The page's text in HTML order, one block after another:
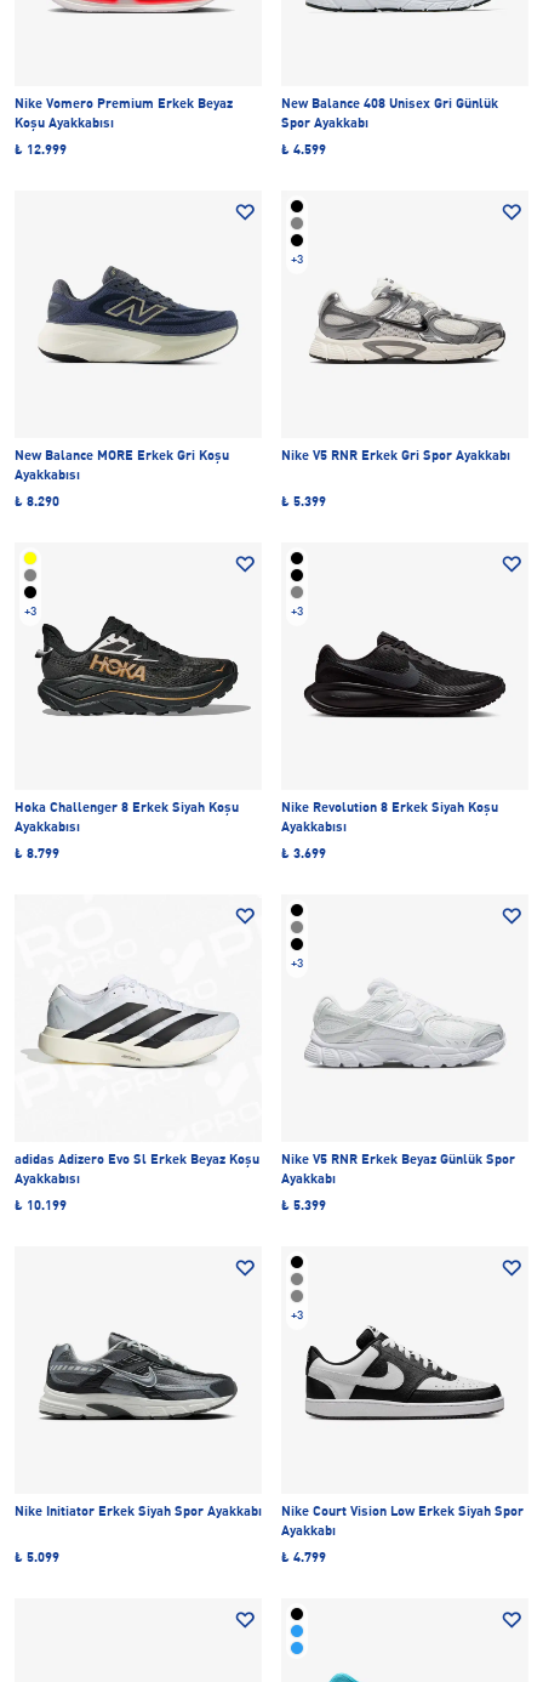
Nike Vomero Premium Erkek Beyaz
Koşu Ayakkabısı
₺ 12.999
New Balance 408 Unisex Gri Günlük
Spor Ayakkabı
₺ 4.599
New Balance MORE Erkek Gri Koşu
Ayakkabısı
₺ 8.290
+3
Nike V5 RNR Erkek Gri Spor Ayakkabı
₺ 5.399
+3
Hoka Challenger 8 Erkek Siyah Koşu
Ayakkabısı
₺ 8.799
+3
Nike Revolution 8 Erkek Siyah Koşu
Ayakkabısı
₺ 3.699
adidas Adizero Evo Sl Erkek Beyaz Koşu
Ayakkabısı
₺ 10.199
+3
Nike V5 RNR Erkek Beyaz Günlük Spor
Ayakkabı
₺ 5.399
Nike Initiator Erkek Siyah Spor Ayakkabı
₺ 5.099
+3
Nike Court Vision Low Erkek Siyah Spor
Ayakkabı
₺ 4.799